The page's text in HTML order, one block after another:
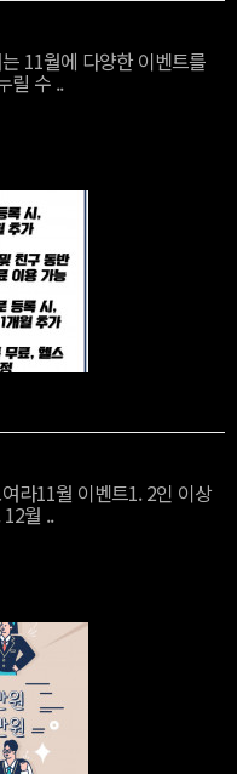
11월에 다양한 이벤트를
릴 수 ..
라11월 이벤트1. 2인 이상
월 ..